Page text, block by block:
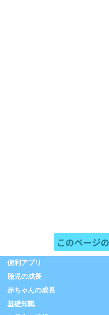
このページ
便利アプリ
胎児の成長
赤ちゃんの成長
基礎知識